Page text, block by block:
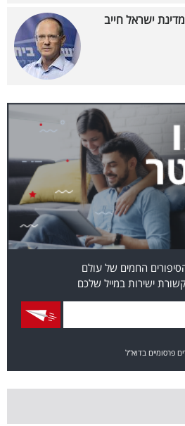
ישראל חייב
החמים של עולם
ישירות במייל שלכם
פרסומיים בדוא"ל